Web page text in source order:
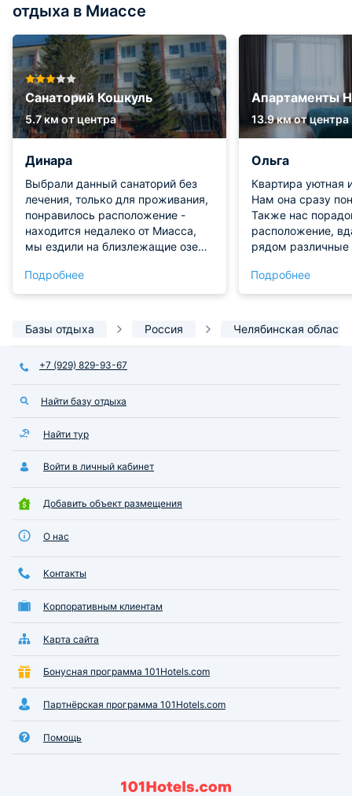
отдыха в Миассе
Санаторий Кошкуль
5.7 км от центра
Динара
Выбрали данный санаторий без
лечения, только для проживания,
понравилось расположение -
находится недалеко от Миасса,
мы ездили на близлежащие озера
дорога проселочная до санатория
к концу нашего проживания при
изрядно стала изматывать ямами,
шумные, всё (лечение, столовая,
администрация, номера)
находится в одном корпусе. Мы
проживали в 4-местном
стандарте, на 4 этаже (лифта нет),
общая комната спальная с 4
кроватями + 4 тумбочки и 2
комната типо кухни - стол, 4
стула, чайник, 4 чайных пары и
стаканы, холодильник (ещё
хотелось бы свч - печь конечно
либо небольшую электроплитку).
И через кухню проход в санузел.
Регулярно по запросу
предоставлялась бутилированная
вода, чай в пакетиках, сахар,
мыло, гель для душа, шампунь, в
первый день были наборы -
зубная щетка + маленькая зубная
паста, полотенце большое и
маленькое на каждого
проживающего. На этаже стоит
кулер. На территории санатория
растительности, вокруг сосновый
Подробнее
Апартаменты
13.9 км от центра
Ольга
Квартира уютная
Нам она сразу
Также нас
расположение,
рядом различные
есть набор
Цена приятная,
Подробнее
Базы отдыха Россия Челябинская область
+7 (929) 829-93-67
Найти базу отдыха
Найти тур
Войти в личный кабинет
Добавить объект размещения
О нас
Контакты
Корпоративным клиентам
Карта сайта
Бонусная программа 101Hotels.com
Партнёрская программа 101Hotels.com
Помощь